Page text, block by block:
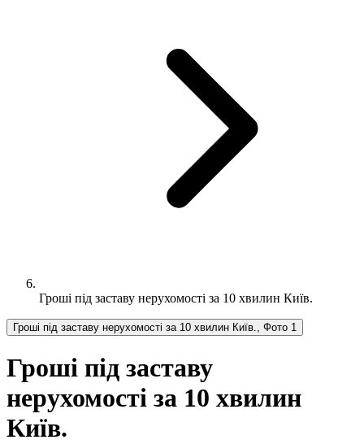
Гроші під заставу нерухомості за 10 хвилин Київ.
Гроші під заставу нерухомості за 10 хвилин Київ., Фото 1
Гроші під заставу
нерухомості за 10 хвилин
Київ.